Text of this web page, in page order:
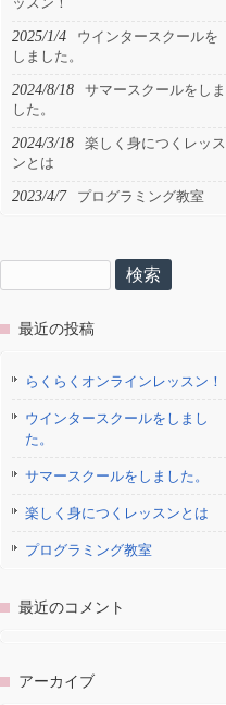
2025/1/4
ウインタースクールを
しました。
2024/8/18
サマースクールをしま
した。
2024/3/18
楽しく身につくレッス
ンとは
2023/4/7 プログラミング教室
索:
最近の投稿
らくらくオンラインレッスン！
ウインタースクールをしまし
た。
サマースクールをしました。
楽しく身につくレッスンとは
プログラミング教室
最近のコメント
アーカイブ